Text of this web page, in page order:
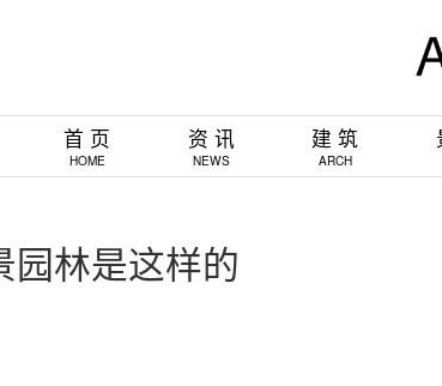
首 页
HOME
资 讯
NEWS
建 筑
ARCH
园林是这样的